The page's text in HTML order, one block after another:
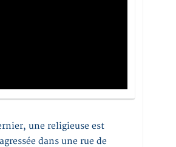
une religieuse est
dans une rue de